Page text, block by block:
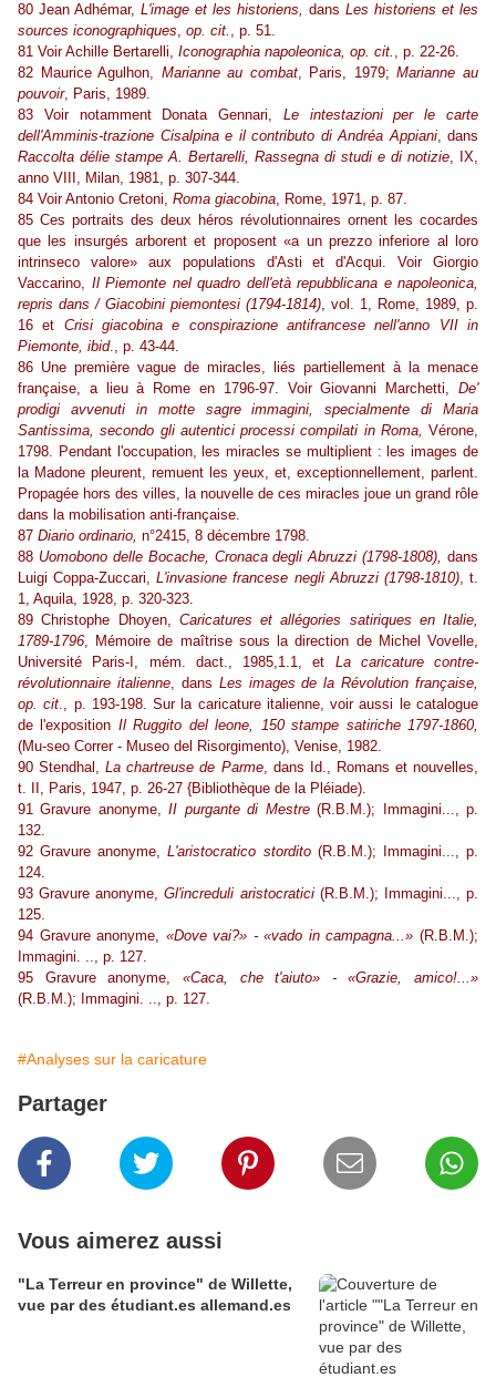
80 Jean Adhémar, L'image et les historiens, dans Les historiens et les
sources iconographiques, op. cit. , p. 51.
81 Voir Achille Bertarelli, Iconographia napoleonica, op. cit. , p. 22-26.
82 Maurice Agulhon, Marianne au combat, Paris, 1979;Marianne au
pouvoir, Paris, 1989.
83 Voir notamment Donata Gennari, Le intestazioni per le carte
dell'Amminis-trazione Cisalpina e il contributo di Andréa Appiani, dans
Raccolta délie stampe A. Bertarelli, Rassegna di studi e di notizie, IX,
anno VIII, Milan, 1981, p. 307-344.
84 Voir Antonio Cretoni, Roma giacobina, Rome, 1971, p. 87.
85 Ces portraits des deux héros révolutionnaires ornent les cocardes
que les insurgés arborent et proposent «a un prezzo inferiore al loro
intrinseco valore» aux populations d'Asti et d'Acqui. Voir Giorgio
Vaccarino, Il Piemonte nel quadro dell'età repubblicana e napoleonica,
repris dans / Giacobini piemontesi (1794-1814), vol. 1, Rome, 1989, p.
16 et Crisi giacobina e conspirazione antifrancese nell'anno VII in
Piemonte, ibid., p. 43-44.
86 Une première vague de miracles, liés partiellement à la menace
française, a lieu à Rome en 1796-97. Voir Giovanni Marchetti, De'
prodigi avvenuti in motte sagre immagini, specialmente di Maria
Santissima, secondo gli autentici processi compilati in Roma, Vérone,
1798. Pendant l'occupation, les miracles se multiplient : les images de
la Madone pleurent, remuent les yeux, et, exceptionnellement, parlent.
Propagée hors des villes, la nouvelle de ces miracles joue un grand rôle
dans la mobilisation anti-française.
87 Diario ordinario, n°2415, 8 décembre 1798.
88 Uomobono delle Bocache, Cronaca degli Abruzzi (1798-1808), dans
Luigi Coppa-Zuccari,L'invasione francese negli Abruzzi (1798-1810), t.
1, Aquila, 1928, p. 320-323.
89 Christophe Dhoyen, Caricatures et allégories satiriques en Italie,
1789-1796, Mémoire de maîtrise sous la direction de Michel Vovelle,
Université Paris-I, mém. dact., 1985,1.1, et La caricature contre-
révolutionnaire italienne, dans Les images de la Révolution française,
op. cit., p. 193-198. Sur la caricature italienne, voir aussi le catalogue
de l'exposition Il Ruggito del leone, 150 stampe satiriche 1797-1860,
(Mu-seo Correr - Museo del Risorgimento), Venise, 1982.
90 Stendhal,La chartreuse de Parme, dans Id., Romans et nouvelles,
t. II, Paris, 1947, p. 26-27 {Bibliothèque de la Pléiade).
91 Gravure anonyme,II purgante di Mestre(R.B.M.); Immagini..., p.
132.
92 Gravure anonyme,L'aristocratico stordito(R.B.M.); Immagini..., p.
124.
93 Gravure anonyme,Gl'increduli aristocratici(R.B.M.); Immagini..., p.
125.
94 Gravure anonyme, «Dove vai?» - «vado in campagna...» (R.B.M.);
Immagini. .., p. 127.
95 Gravure anonyme, «Caca, che t'aiuto» - «Grazie, amico!...»
(R.B.M.); Immagini. .., p. 127.
#Analyses sur la caricature
Partager
Vous aimerez aussi
"La Terreur en province" de Willette,
vue par des étudiant.es allemand.es